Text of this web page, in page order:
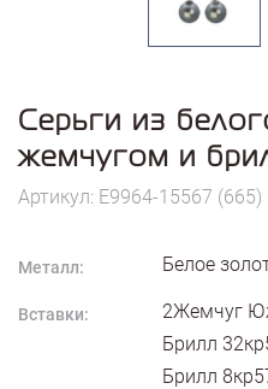
Серьги из
жемчугом и
Артикул: E9964-15567 (665)
Металл: Белое
Вставки:
2Жемчуг
Брилл
Брилл